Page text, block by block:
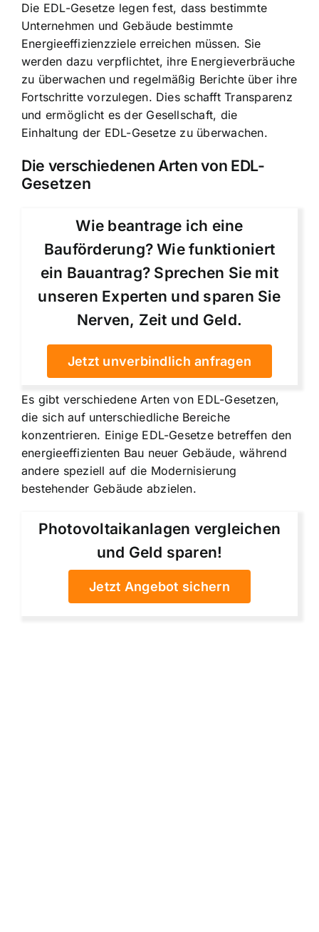
Die EDL-Gesetze legen fest, dass bestimmte
Unternehmen und Gebäude bestimmte
Energieeffizienzziele erreichen müssen. Sie
werden dazu verpflichtet, ihre Energieverbräuche
zu überwachen und regelmäßig Berichte über ihre
Fortschritte vorzulegen. Dies schafft Transparenz
und ermöglicht es der Gesellschaft, die
Einhaltung der EDL-Gesetze zu überwachen.
Die verschiedenen Arten von EDL-
Gesetzen
Wie beantrage ich eine
Bauförderung? Wie funktioniert
ein Bauantrag? Sprechen Sie mit
unseren Experten und sparen Sie
Nerven, Zeit und Geld.
Jetzt unverbindlich anfragen
Es gibt verschiedene Arten von EDL-Gesetzen,
die sich auf unterschiedliche Bereiche
konzentrieren. Einige EDL-Gesetze betreffen den
energieeffizienten Bau neuer Gebäude, während
andere speziell auf die Modernisierung
bestehender Gebäude abzielen.
Photovoltaikanlagen vergleichen
und Geld sparen!
Jetzt Angebot sichern